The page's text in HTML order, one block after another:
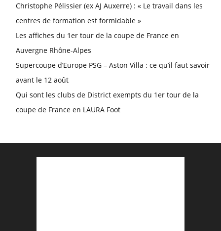
Christophe Pélissier (ex AJ Auxerre) : « Le travail dans les
centres de formation est formidable »
Les affiches du 1er tour de la coupe de France en
Auvergne Rhône-Alpes
Supercoupe d’Europe PSG – Aston Villa : ce qu’il faut savoir
avant le 12 août
Qui sont les clubs de District exempts du 1er tour de la
coupe de France en LAURA Foot